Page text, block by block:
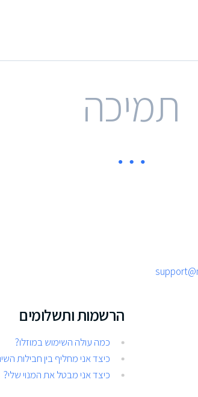
תמיכה
הרשמות ותשלומים
כמה עולה השימוש במוזלו?
כיצד אני מחליף בין חבילות
כיצד אני מבטל את המנוי שלי?